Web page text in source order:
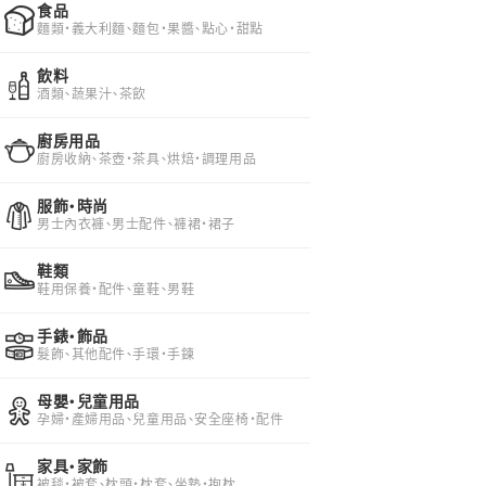
食品
麵類・義大利麵、麵包・果醬、點心・甜點
飲料
酒類、蔬果汁、茶飲
廚房用品
廚房收納、茶壺・茶具、烘焙・調理用品
服飾・時尚
男士內衣褲、男士配件、褲裙・裙子
鞋類
鞋用保養・配件、童鞋、男鞋
手錶・飾品
髮飾、其他配件、手環・手鍊
母嬰・兒童用品
孕婦・產婦用品、兒童用品、安全座椅・配件
家具・家飾